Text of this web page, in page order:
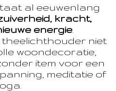
al eeuwenlang
kracht,
energie
niet
woondecoratie,
item voor een
meditatie of